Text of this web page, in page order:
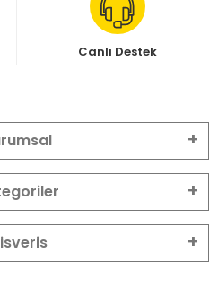
Canlı Destek